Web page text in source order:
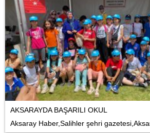
AKSARAYDA BAŞARILI OKUL
Aksaray Haber,Salihler şehri